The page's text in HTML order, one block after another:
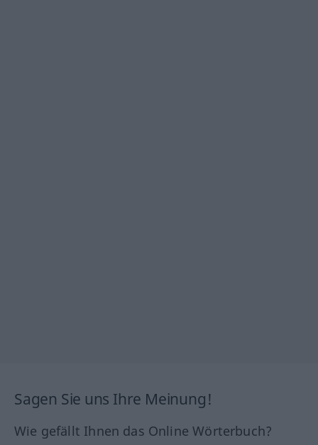
Sagen Sie uns Ihre Meinung!
Wie gefällt Ihnen das Online Wörterbuch?